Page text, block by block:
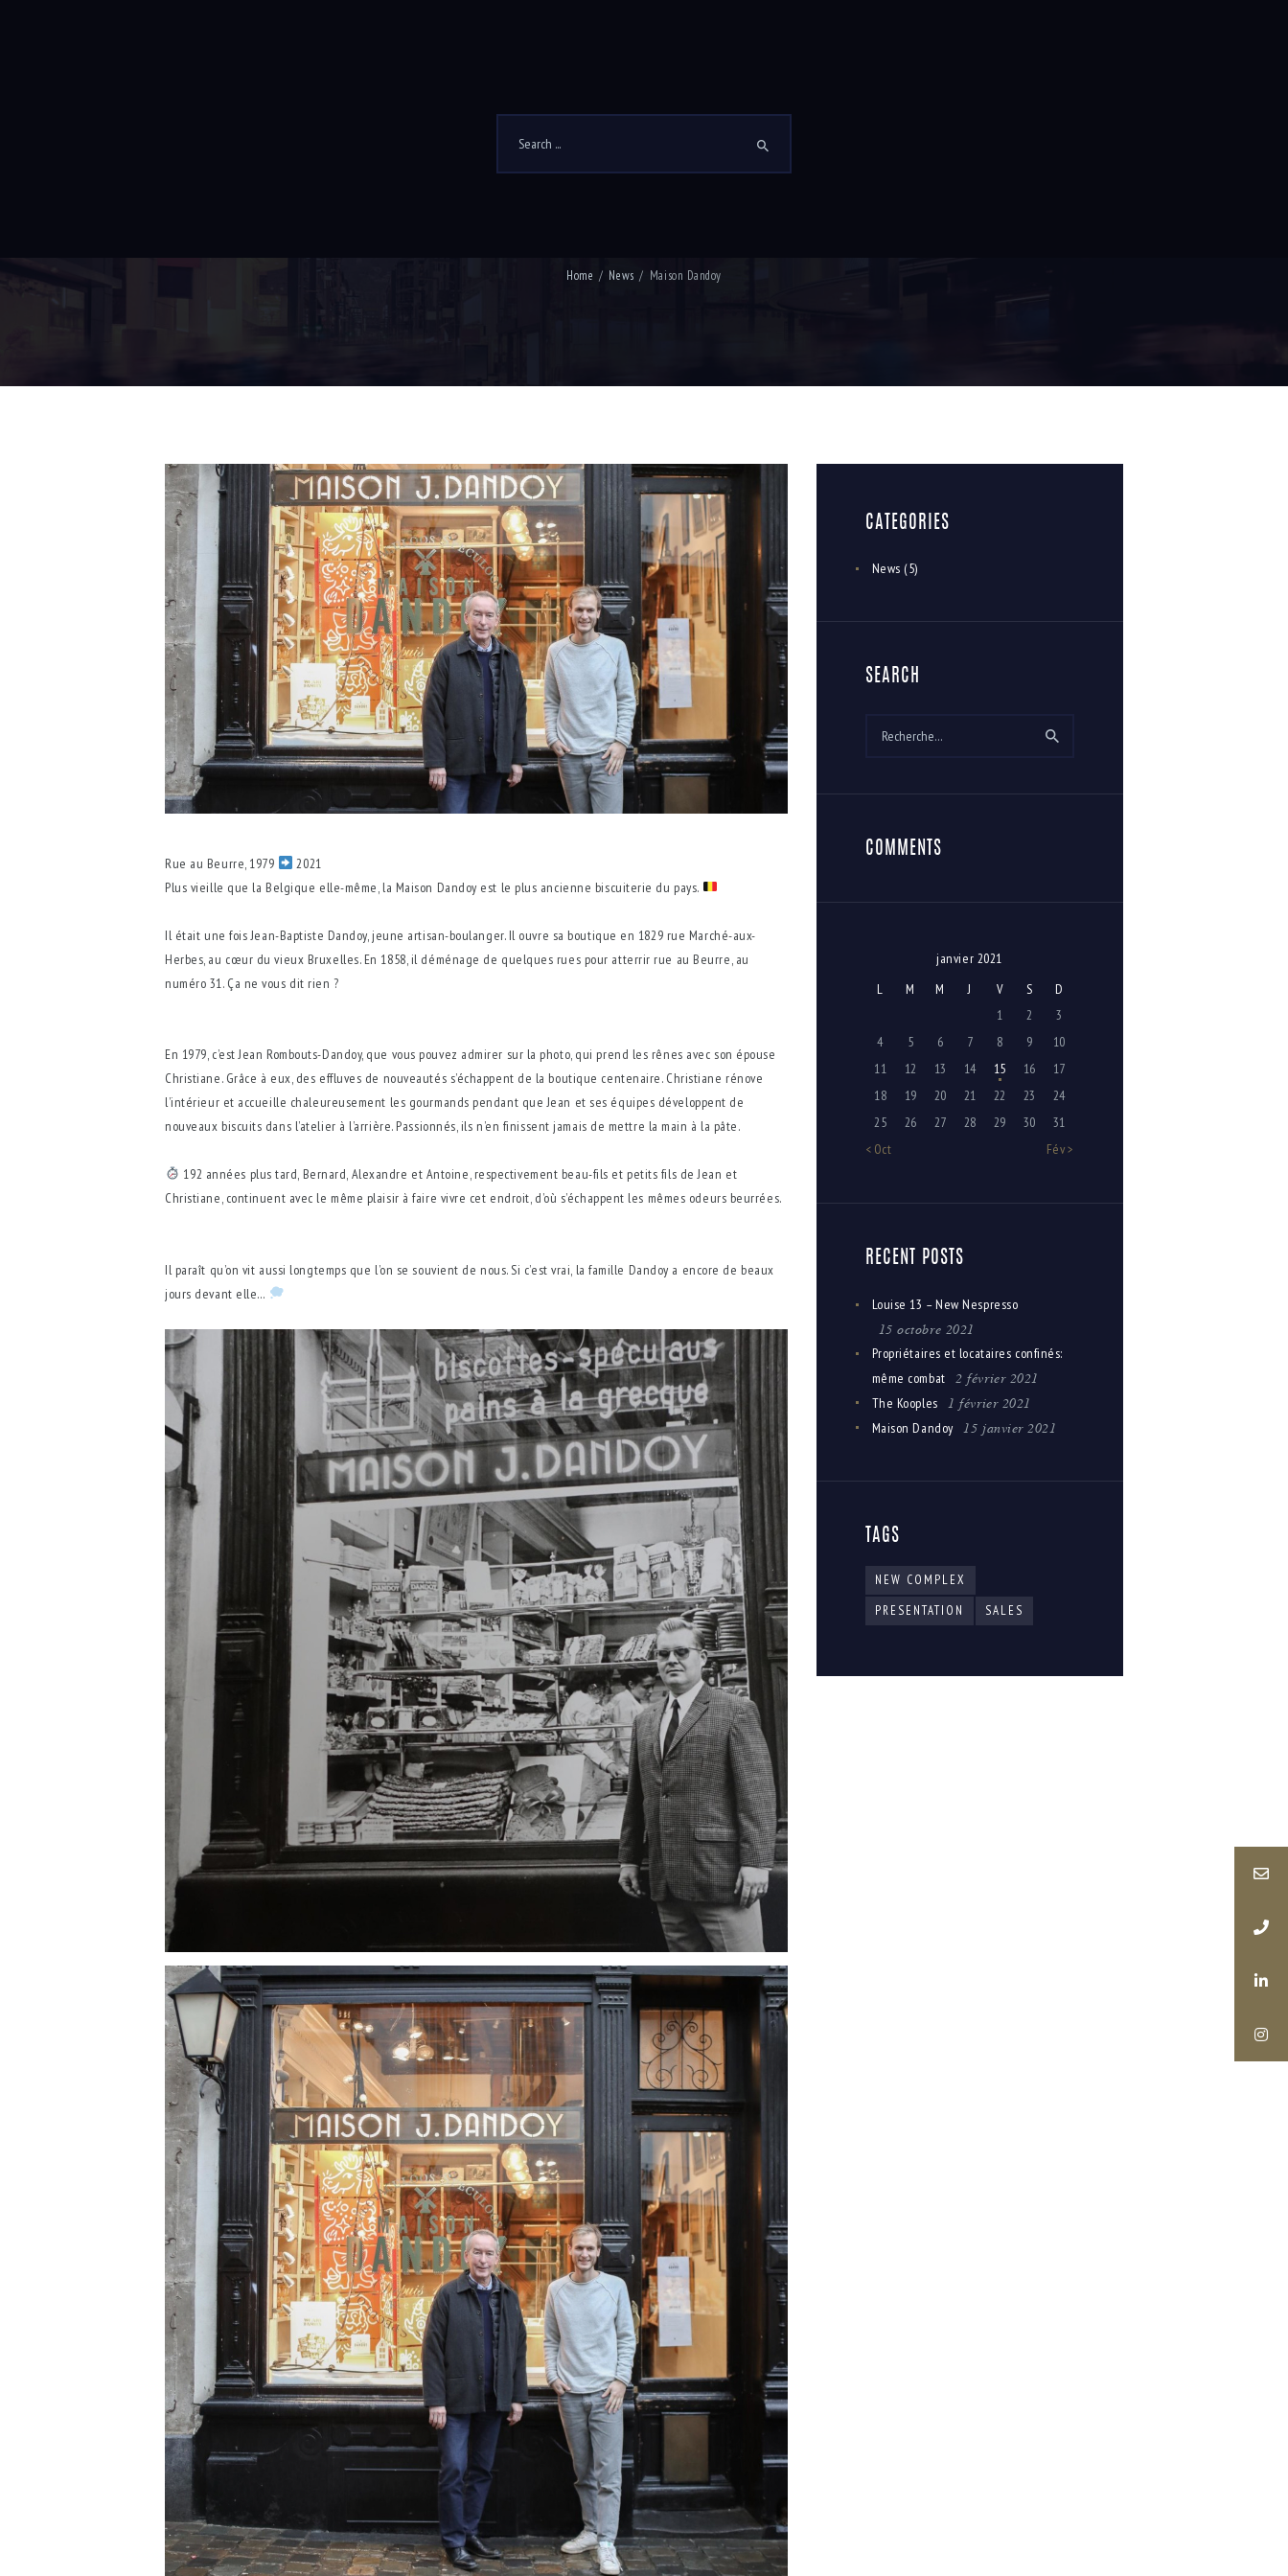
Home News Maison Dandoy
Rue au Beurre, 1979
2021
Plus vieille que la Belgique elle-même, la Maison Dandoy est le plus ancienne biscuiterie du pays.⁠
Il était une fois Jean-Baptiste Dandoy, jeune artisan-boulanger. Il ouvre sa boutique en 1829 rue Marché-aux-
Herbes, au cœur du vieux Bruxelles. En 1858, il déménage de quelques rues pour atterrir rue au Beurre, au
numéro 31. Ça ne vous dit rien ?⁠
En 1979, c’est Jean Rombouts-Dandoy, que vous pouvez admirer sur la photo, qui prend les rênes avec son épouse
Christiane. Grâce à eux, des effluves de nouveautés s’échappent de la boutique centenaire. Christiane rénove
l’intérieur et accueille chaleureusement les gourmands pendant que Jean et ses équipes développent de
nouveaux biscuits dans l’atelier à l’arrière. Passionnés, ils n’en finissent jamais de mettre la main à la pâte. ⁠
192 années plus tard, Bernard, Alexandre et Antoine, respectivement beau-fils et petits fils de Jean et
Christiane, continuent avec le même plaisir à faire vivre cet endroit, d’où s’échappent les mêmes odeurs beurrées.
Il paraît qu’on vit aussi longtemps que l’on se souvient de nous. Si c’est vrai, la famille Dandoy a encore de beaux
jours devant elle…
CATEGORIES
News (5)
SEARCH
COMMENTS
janvier 2021
L
M M J V S D
« Oct Fév »
1 2
3
4
5 6 7 8 9
10
11
12 13 14 15 16
17
18
19 20 21 22 23
24
25
26 27 28 29 30 31
RECENT POSTS
Louise 13 – New Nespresso
15 octobre 2021
Propriétaires et locataires confinés:
même combat
2 février 2021
The Kooples 1 février 2021
Maison Dandoy 15 janvier 2021
TAGS
NEW COMPLEX
PRESENTATION
SALES